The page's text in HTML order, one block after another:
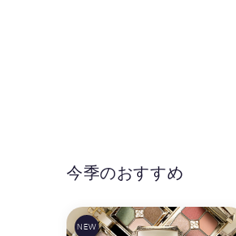
今季のおすすめ